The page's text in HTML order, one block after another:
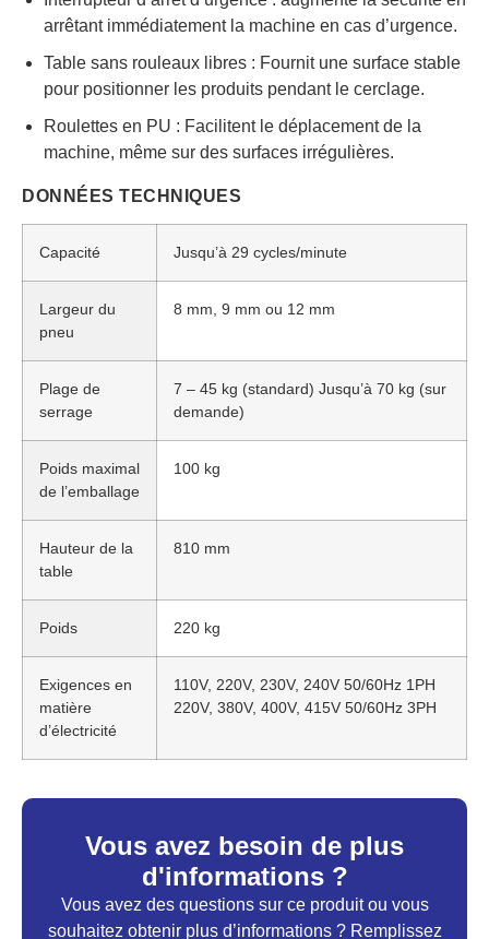
Vous avez besoin de plus
d'informations ?
Vous avez des questions sur ce produit ou vous
souhaitez obtenir plus d’informations ? Remplissez
arrêtant immédiatement la machine en cas d’urgence.
Table sans rouleaux libres : Fournit une surface stable
pour positionner les produits pendant le cerclage.
Roulettes en PU : Facilitent le déplacement de la
machine, même sur des surfaces irrégulières.
DONNÉES TECHNIQUES
Capacité Jusqu’à 29 cycles/minute
Largeur du
pneu
8 mm, 9 mm ou 12 mm
Plage de
serrage
7 – 45 kg (standard) Jusqu’à 70 kg (sur
demande)
Poids maximal
de l’emballage
100 kg
Hauteur de la
table
810 mm
Poids 220 kg
Exigences en
matière
d’électricité
110V, 220V, 230V, 240V 50/60Hz 1PH
220V, 380V, 400V, 415V 50/60Hz 3PH